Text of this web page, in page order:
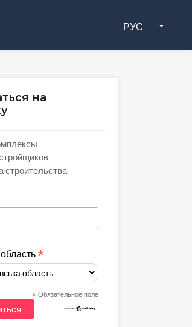
РУС
на
строительства
*
* Обязательное поле